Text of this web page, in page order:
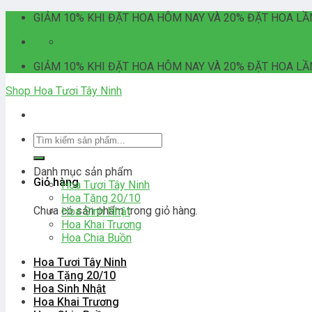
Skip
content
GIẢM 10% KHI ĐẶT HOA HÔM NAY VÀ 20% ĐẶT HOA
GIẢM 10% KHI ĐẶT HOA HÔM NAY VÀ 20% ĐẶT HOA
Shop Hoa Tươi Tây Ninh
Tìm
kiếm:
Giỏ hàng
Chưa có sản phẩm trong giỏ hàng.
Danh mục sản phẩm
Hoa Tươi Tây Ninh
Hoa Tặng 20/10
Hoa Sinh Nhật
Hoa Khai Trương
Hoa Chia Buồn
Hoa Tươi Tây Ninh
Hoa Tặng 20/10
Hoa Sinh Nhật
Hoa Khai Trương